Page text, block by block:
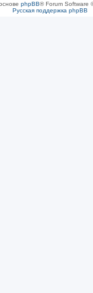
phpBB® Forum Software
Русская поддержка phpBB